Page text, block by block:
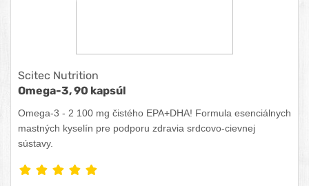
Scitec Nutrition
Omega-3, 90 kapsúl
Omega-3 - 2 100 mg čistého EPA+DHA! Formula esenciálnych
mastných kyselín pre podporu zdravia srdcovo-cievnej
sústavy.